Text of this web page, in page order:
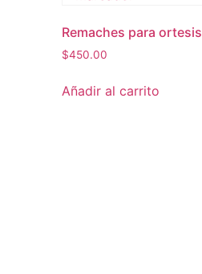
Remaches para ortesis
$450.00
Añadir al carrito